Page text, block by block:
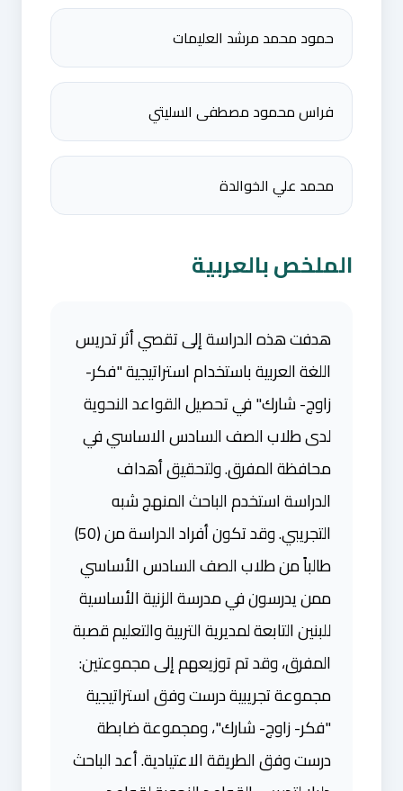
حمود محمد مرشد العليمات
فراس محمود مصطفى السليتي
محمد علي الخوالدة
الملخص بالعربية
هدفت هذه الدراسة إلى تقصي أثر تدريس
اللغة العربية باستخدام استراتيجية "فكر-
زاوج- شارك" في تحصيل القواعد النحوية
لدى طلاب الصف السادس الاساسي في
محافظة المفرق. ولتحقيق أهداف
الدراسة استخدم الباحث المنهج شبه
التجريبي. وقد تكون أفراد الدراسة من (50)
طالباً من طلاب الصف السادس الأساسي
ممن يدرسون في مدرسة الزنية الأساسية
للبنين التابعة لمديرية التربية والتعليم قصبة
المفرق، وقد تم توزيعهم إلى مجموعتين:
مجموعة تجريبية درست وفق استراتيجية
"فكر- زاوج- شارك"، ومجموعة ضابطة
درست وفق الطريقة الاعتيادية. أعد الباحث